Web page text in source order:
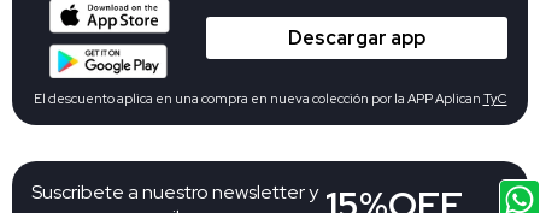
Suscribete a nuestro newsletter y
Descargar app
El descuento aplica en una compra en nueva colección por la APP Aplican TyC